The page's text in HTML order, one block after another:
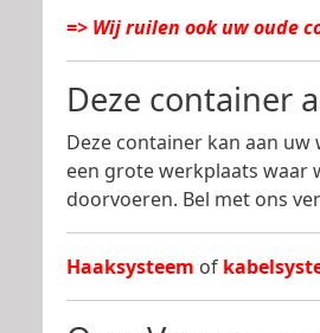
=> Wij ruilen ook uw oude
Deze container
Deze container kan aan
een grote werkplaats waar
doorvoeren. Bel met ons
Haaksysteem of